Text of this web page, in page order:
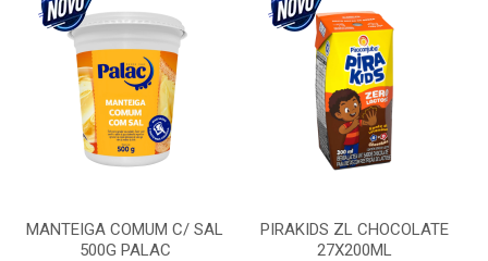
MANTEIGA COMUM C/ SAL
500G PALAC
PIRAKIDS ZL CHOCOLATE
27X200ML